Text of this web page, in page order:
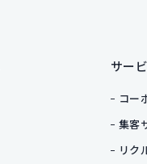
サー
コー
集客
リク